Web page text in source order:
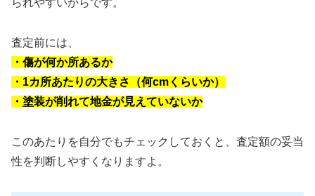
られやすいからです。
査定前には、
・傷が何か所あるか
・1カ所あたりの大きさ（何cmくらいか）
・塗装が削れて地金が見えていないか
このあたりを自分でもチェックしておくと、査定額の妥当
性を判断しやすくなりますよ。